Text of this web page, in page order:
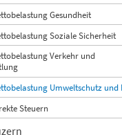
Gesundheit
Soziale Sicherheit
Verkehr und
Umweltschutz
Steuern